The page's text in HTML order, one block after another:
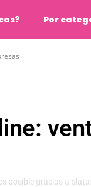
Por
posible gracias a